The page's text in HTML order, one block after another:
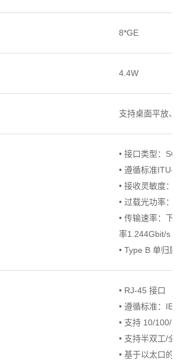
8*GE
4.4W
支持桌面平放、
• 接口类型：SC/
• 遵循标准ITU-T
• 接收灵敏度：-
• 过载光功率：-
• 传输速率：下
率1.244Gbit/s
• Type B 单归属/
• RJ-45 接口
• 遵循标准：
• 支持 10/100/
• 支持半双工/全
• 基于以太口的